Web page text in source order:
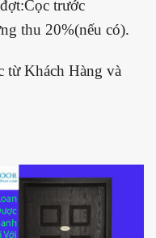
trước
thu 20%(nếu có).
từ Khách Hàng và